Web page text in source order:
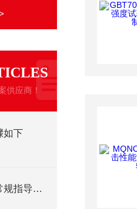
供应商！
如下
岩石弹性模量测定仪的常规指导用法